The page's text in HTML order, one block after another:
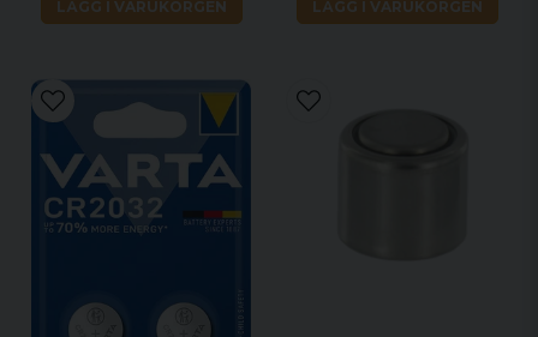
LÄGG I VARUKORGEN LÄGG I VARUKORGEN